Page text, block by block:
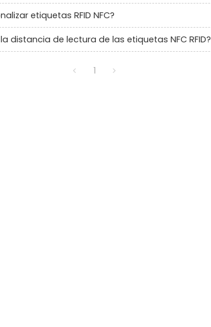
etiquetas RFID NFC?
distancia de lectura de las etiquetas NFC RFID?
1